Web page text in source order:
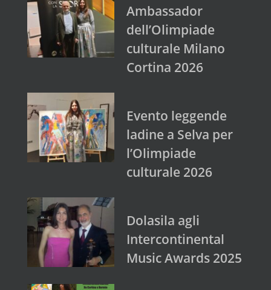
Ambassador
dell’Olimpiade
culturale Milano
Cortina 2026
Evento leggende
ladine a Selva per
l’Olimpiade
culturale 2026
Dolasila agli
Intercontinental
Music Awards 2025